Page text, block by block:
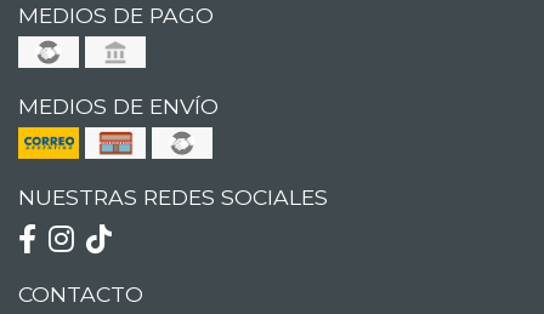
MEDIOS DE PAGO
MEDIOS DE ENVÍO
NUESTRAS REDES SOCIALES
CONTACTO